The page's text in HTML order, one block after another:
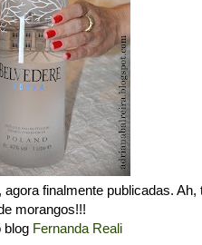
finalmente publicadas.
morangos!!!
blog Fernanda Reali